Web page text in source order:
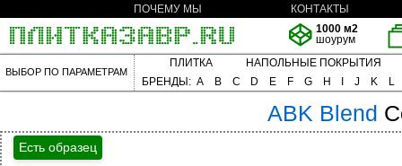
ПОЧЕМУ МЫ
КОНТАКТЫ
1000 м2
шоурум
ВЫБОР ПО ПАРАМЕТРАМ
ПЛИТКА
НАПОЛЬНЫЕ ПОКРЫТИЯ
БРЕНДЫ: A B C D E F G H J K L
ABK Blend
Есть образец